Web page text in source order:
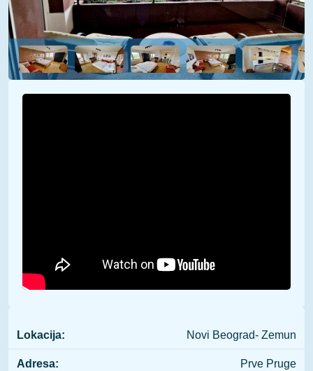
Lokacija: Novi Beograd- Zemun
Adresa: Prve Pruge